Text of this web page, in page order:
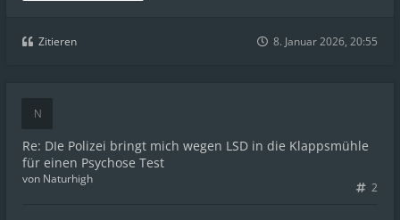
Zitieren 8. Januar 2026, 20:55
Re: DIe Polizei bringt mich wegen LSD in die Klappsmühle
für einen Psychose Test
2
von Naturhigh